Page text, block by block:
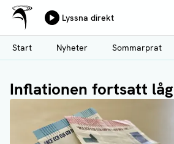
Hoppa
till
huvudinnehåll
Ålands Radio & TV
Lyssna direkt
Start
Nyheter Sommarprat
Inflationen fortsatt låg